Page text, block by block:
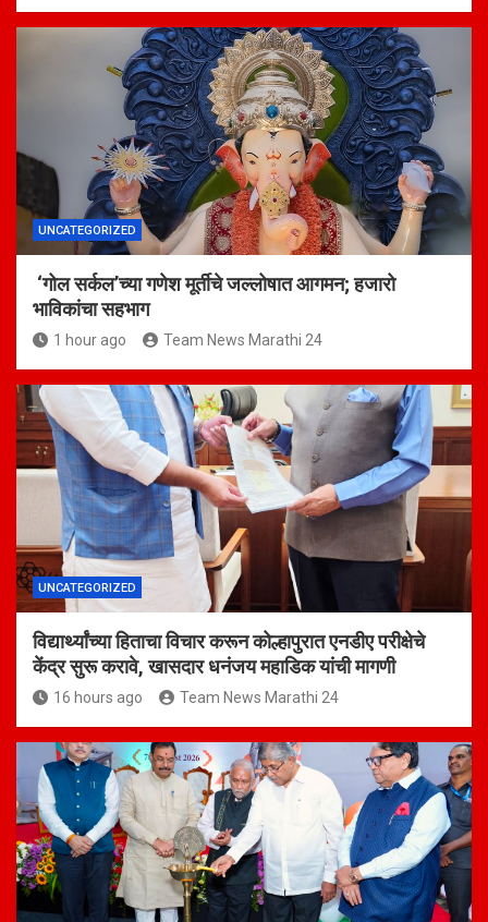
UNCATEGORIZED
‘गोल सर्कल’च्या गणेश मूर्तीचे जल्लोषात आगमन; हजारो
भाविकांचा सहभाग
1 hour ago Team News Marathi 24
UNCATEGORIZED
विद्यार्थ्यांच्या हिताचा विचार करून कोल्हापुरात एनडीए परीक्षेचे
केंद्र सुरू करावे, खासदार धनंजय महाडिक यांची मागणी
16 hours ago Team News Marathi 24